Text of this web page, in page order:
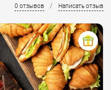
0 отзывов / Написать отзыв